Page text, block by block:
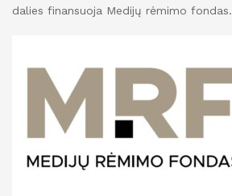
dalies finansuoja Medijų rėmimo fondas.